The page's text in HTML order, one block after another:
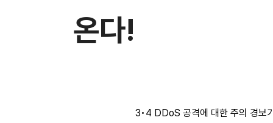
온다!
3•4 DDoS 공격에 대한 주의 경보